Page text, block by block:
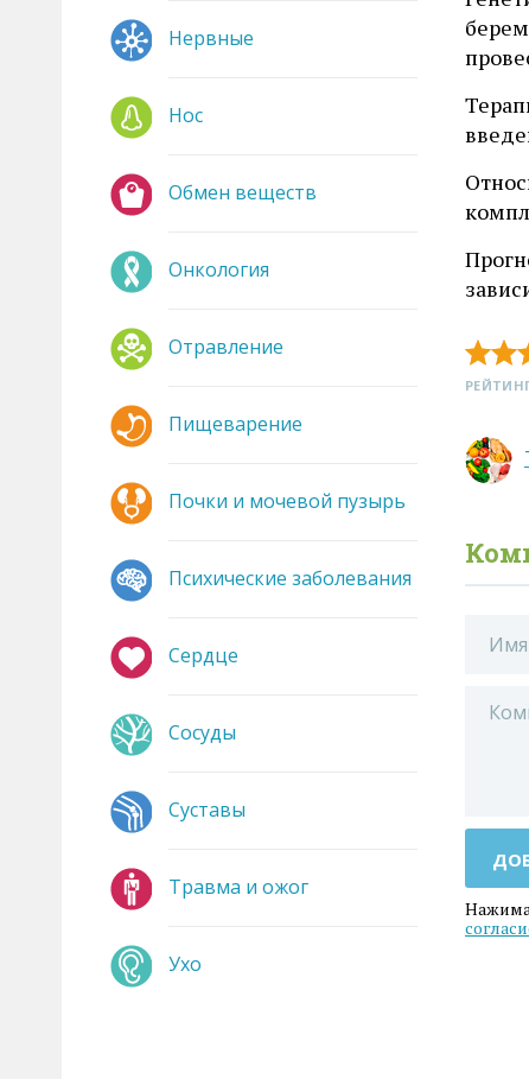
Нервные
Нос
Обмен веществ
Онкология
Отравление
Пищеварение
Почки и мочевой пузырь
Психические заболевания
Сердце
Сосуды
Суставы
Травма и ожог
Ухо